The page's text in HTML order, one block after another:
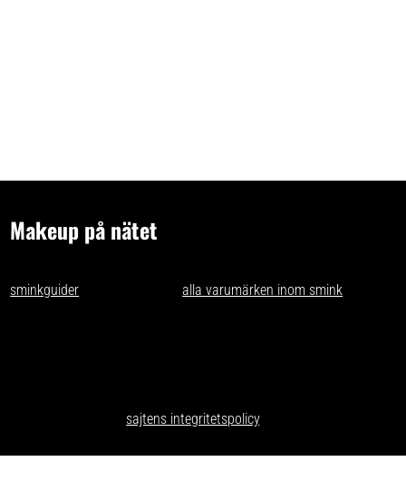
Makeup på nätet
sminkguider och listar nästanalla varumärken inom smink
sajtens integritetspolicy.